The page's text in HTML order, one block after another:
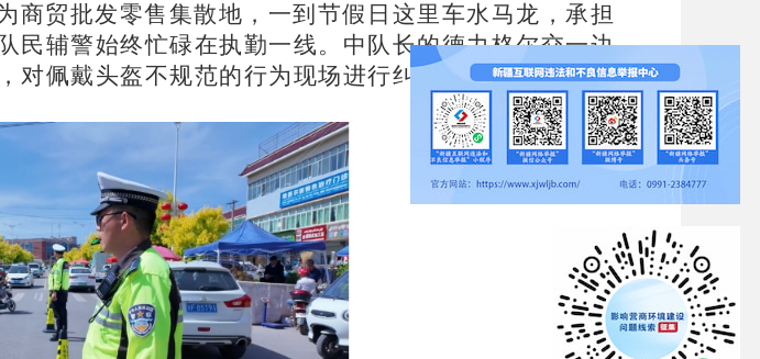
商贸批发零售集散地，一到节假日这里车水马龙，承担
民辅警始终忙碌在执勤一线。中队长的德力格尔交一边
对佩戴头盔不规范的行为现场进行纠正，及时消除交通